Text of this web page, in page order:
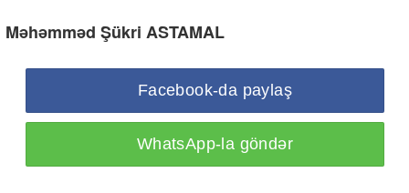
Məhəmməd Şükri ASTAMAL
Facebook-da paylaş
WhatsApp-la göndər